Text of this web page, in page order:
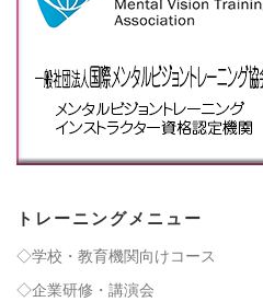
トレーニングメニュー
◇学校・教育機関向けコース
◇企業研修・講演会